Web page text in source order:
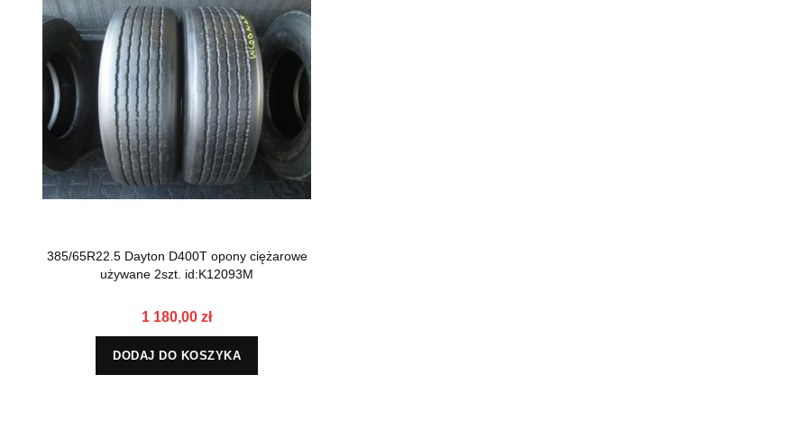
385/65R22.5 Dayton D400T opony ciężarowe
używane 2szt. id:K12093M
1 180,00 zł
DODAJ DO KOSZYKA